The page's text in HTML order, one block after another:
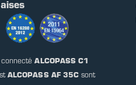
connectéALCOPASS C1
ALCOPASS AF 35C sont